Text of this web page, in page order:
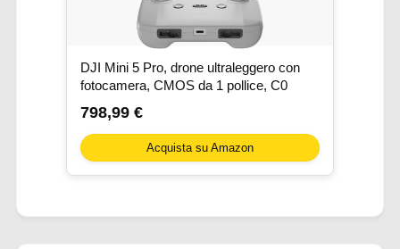
DJI Mini 5 Pro, drone ultraleggero con
fotocamera, CMOS da 1 pollice, C0
798,99 €
Acquista su Amazon